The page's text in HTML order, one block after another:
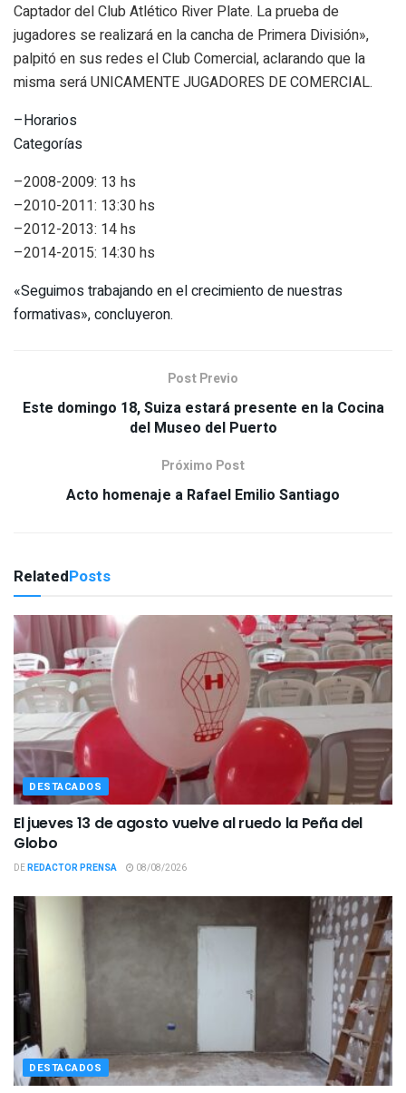
Captador del Club Atlético River Plate. La prueba de
jugadores se realizará en la cancha de Primera División»,
palpitó en sus redes el Club Comercial, aclarando que la
misma será UNICAMENTE JUGADORES DE COMERCIAL.
–Horarios
Categorías
–2008-2009: 13 hs
–2010-2011: 13:30 hs
–2012-2013: 14 hs
–2014-2015: 14:30 hs
«Seguimos trabajando en el crecimiento de nuestras
formativas», concluyeron.
Post Previo
Este domingo 18, Suiza estará presente en la Cocina
del Museo del Puerto
Próximo Post
Acto homenaje a Rafael Emilio Santiago
RelatedPosts
DESTACADOS
El jueves 13 de agosto vuelve al ruedo la Peña del
Globo
DEREDACTOR PRENSA 08/08/2026
DESTACADOS